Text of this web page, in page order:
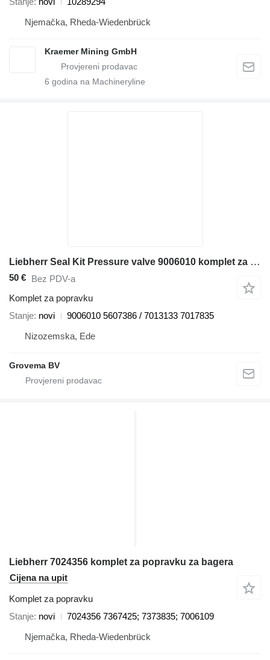
Njemačka, Rheda-Wiedenbrück
Kraemer Mining GmbH
6 godina na Machineryline
Liebherr Seal Kit Pressure valve 9006010 komplet za popravku za Liebherr građevinske mašine
50 € Bez PDV-a
Komplet za popravku
Stanje novi
9006010 5607386 / 7013133 7017835
Nizozemska, Ede
Grovema BV
Liebherr 7024356 komplet za popravku za bagera
Cijena na upit
Komplet za popravku
Stanje novi
7024356 7367425; 7373835; 7006109
Njemačka, Rheda-Wiedenbrück